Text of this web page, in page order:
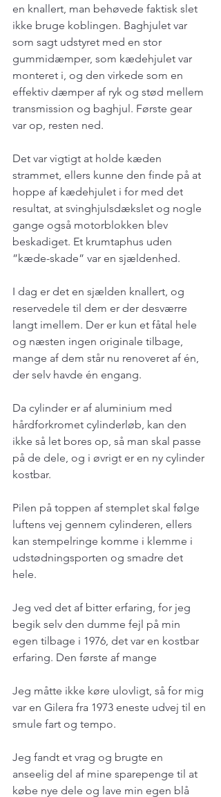
en knallert, man behøvede faktisk slet
ikke bruge koblingen. Baghjulet var
som sagt udstyret med en stor
gummidæmper, som kædehjulet var
monteret i, og den virkede som en
effektiv dæmper af ryk og stød mellem
transmission og baghjul. Første gear
var op, resten ned.
Det var vigtigt at holde kæden
strammet, ellers kunne den finde på at
hoppe af kædehjulet i for med det
resultat, at svinghjulsdækslet og nogle
gange også motorblokken blev
beskadiget. Et krumtaphus uden
”kæde-skade” var en sjældenhed.
I dag er det en sjælden knallert, og
reservedele til dem er der desværre
langt imellem. Der er kun et fåtal hele
og næsten ingen originale tilbage,
mange af dem står nu renoveret af én,
der selv havde én engang.
Da cylinder er af aluminium med
hårdforkromet cylinderløb, kan den
ikke så let bores op, så man skal passe
på de dele, og i øvrigt er en ny cylinder
kostbar.
Pilen på toppen af stemplet skal følge
luftens vej gennem cylinderen, ellers
kan stempelringe komme i klemme i
udstødningsporten og smadre det
hele.
Jeg ved det af bitter erfaring, for jeg
begik selv den dumme fejl på min
egen tilbage i 1976, det var en kostbar
erfaring. Den første af mange
Jeg måtte ikke køre ulovligt, så for mig
var en Gilera fra 1973 eneste udvej til en
smule fart og tempo.
Jeg fandt et vrag og brugte en
anseelig del af mine sparepenge til at
købe nye dele og lave min egen blå